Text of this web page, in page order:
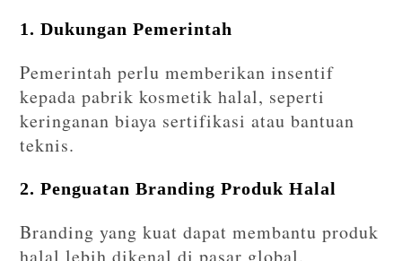
1. Dukungan Pemerintah
Pemerintah perlu memberikan insentif
kepada pabrik kosmetik halal, seperti
keringanan biaya sertifikasi atau bantuan
teknis.
2. Penguatan Branding Produk Halal
Branding yang kuat dapat membantu produk
halal lebih dikenal di pasar global.